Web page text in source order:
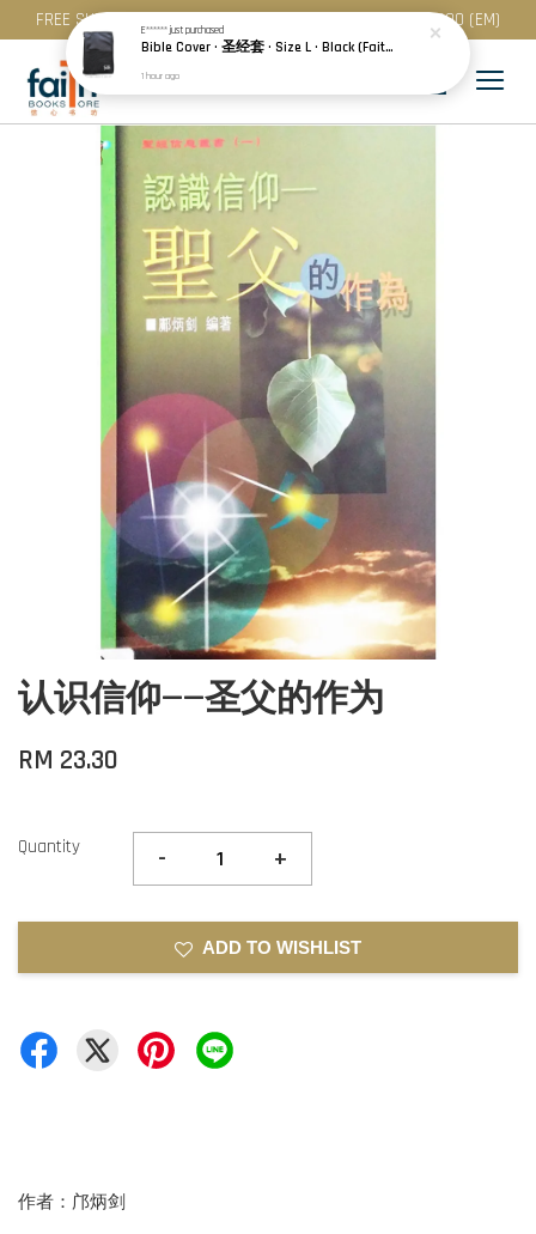
FREE SHIPPING for purchase above RM 200 (WM) / RM 300 (EM)
认识信仰——圣父的作为
RM 23.30
Quantity - +
ADD TO WISHLIST
作者：邝炳剑
E******just purchased
Bible Cover · 圣经套 · Size L · Black (Faith) | Blue (Hope) | Maroon (Love)
1 hour ago